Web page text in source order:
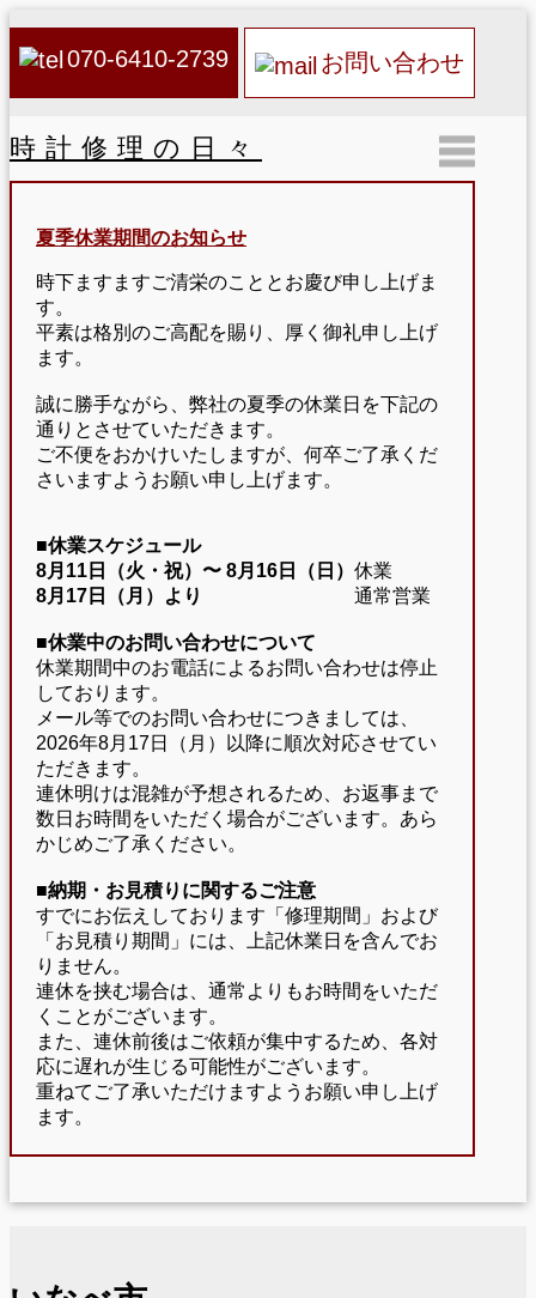
070-6410-2739 お問い合わせ
時計修理の日々
夏季休業期間のお知らせ
時下ますますご清栄のこととお慶び申し上げま
す。
平素は格別のご高配を賜り、厚く御礼申し上げ
ます。
誠に勝手ながら、弊社の夏季の休業日を下記の
通りとさせていただきます。
ご不便をおかけいたしますが、何卒ご了承くだ
さいますようお願い申し上げます。
■休業スケジュール
8月11日（火・祝）〜 8月16日（日） 休業
8月17日（月）より
通常営業
■休業中のお問い合わせについて
休業期間中のお電話によるお問い合わせは停止
しております。
メール等でのお問い合わせにつきましては、
2026年8月17日（月）以降に順次対応させてい
ただきます。
連休明けは混雑が予想されるため、お返事まで
数日お時間をいただく場合がございます。あら
かじめご了承ください。
■納期・お見積りに関するご注意
すでにお伝えしております「修理期間」および
「お見積り期間」には、上記休業日を含んでお
りません。
連休を挟む場合は、通常よりもお時間をいただ
くことがございます。
また、連休前後はご依頼が集中するため、各対
応に遅れが生じる可能性がございます。
重ねてご了承いただけますようお願い申し上げ
ます。